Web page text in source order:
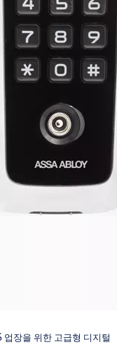
장을 위한 고급형 디지털